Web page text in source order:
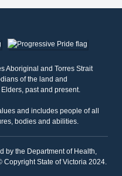
Aboriginal and Torres Strait
of the land and
past and present.
and includes people of all
bodies and abilities.
by the Department of Health,
Copyright State of Victoria 2024.